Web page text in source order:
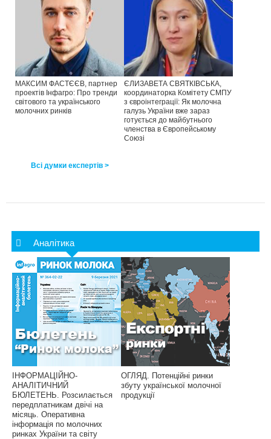
МАКСИМ ФАСТЄЄВ, партнер
проектів Інфагро: Про тренди
світового та українського
молочних ринків
ЄЛИЗАВЕТА СВЯТКІВСЬКА,
координаторка Комітету СМПУ
з євроінтеграції: Як молочна
галузь України вже зараз
готується до майбутнього
членства в Європейському
Союзі
Всі думки експертів >
Аналітика
ІНФОРМАЦІЙНО-
АНАЛІТИЧНИЙ
БЮЛЕТЕНЬ. Розсилається
передплатникам двічі на
місяць. Оперативна
інформація по молочних
ринках України та світу
ОГЛЯД. Потенційні ринки
збуту української молочної
продукції